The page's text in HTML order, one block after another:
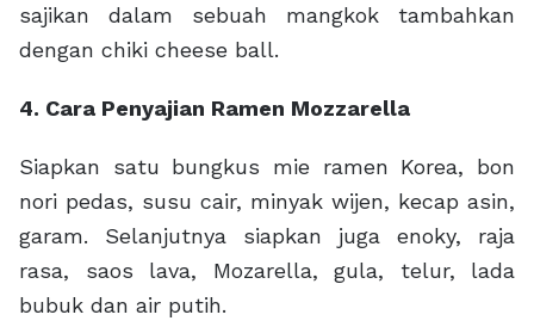
sajikan dalam sebuah mangkok tambahkan
dengan chiki cheese ball.
4. Cara Penyajian Ramen Mozzarella
Siapkan satu bungkus mie ramen Korea, bon
nori pedas, susu cair, minyak wijen, kecap asin,
garam. Selanjutnya siapkan juga enoky, raja
rasa, saos lava, Mozarella, gula, telur, lada
bubuk dan air putih.